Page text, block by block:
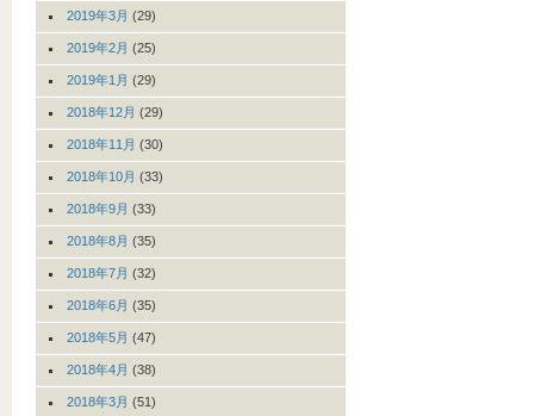
2019年3月 (29)
2019年2月 (25)
2019年1月 (29)
2018年12月 (29)
2018年11月 (30)
2018年10月 (33)
2018年9月 (33)
2018年8月 (35)
2018年7月 (32)
2018年6月 (35)
2018年5月 (47)
2018年4月 (38)
2018年3月 (51)